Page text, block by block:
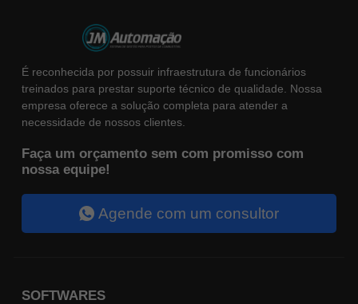
É reconhecida por possuir infraestrutura de funcionários
treinados para prestar suporte técnico de qualidade. Nossa
empresa oferece a solução completa para atender a
necessidade de nossos clientes.
Faça um orçamento sem com promisso com
nossa equipe!
Agende com um consultor
SOFTWARES
seus
interesses e
comportamento
ao visitar
a chance de
ver conteúdo e